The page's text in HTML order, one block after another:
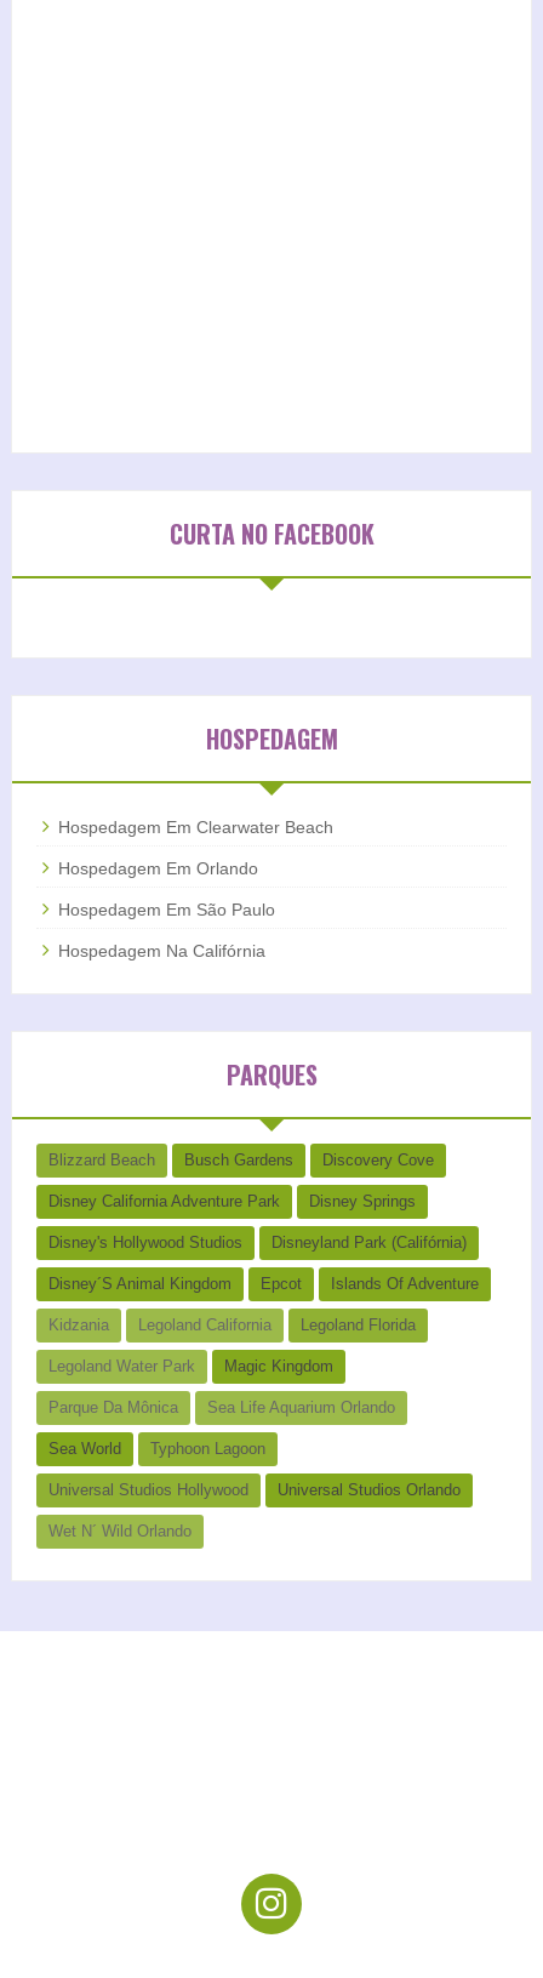
CURTA NO FACEBOOK
HOSPEDAGEM
Hospedagem Em Clearwater Beach
Hospedagem Em Orlando
Hospedagem Em São Paulo
Hospedagem Na Califórnia
PARQUES
Blizzard Beach Busch Gardens Discovery Cove
Disney California Adventure Park Disney Springs
Disney's Hollywood Studios Disneyland Park (Califórnia)
Disney´s Animal Kingdom Epcot Islands Of Adventure
Kidzania Legoland California Legoland Florida
Legoland Water Park Magic Kingdom
Parque Da Mônica Sea Life Aquarium Orlando
Sea World Typhoon Lagoon
Universal Studios Hollywood Universal Studios Orlando
Wet N´ Wild Orlando